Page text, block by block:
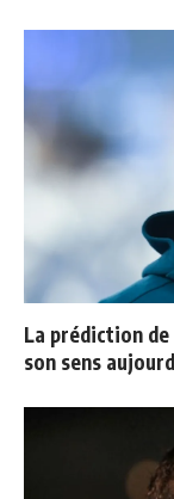
La prédiction
son sens